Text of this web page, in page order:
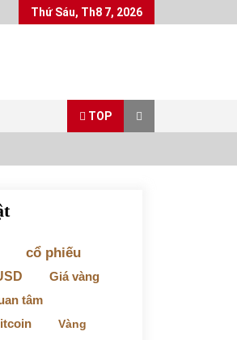
Thứ Sáu, Th8 7, 2026
TOP
hàng Việt Nam xuất khẩu nhiều
2022
cuộc đấu giá đất ở Thanh Hoá
cổ phiếu
Giá vàng
tâm
Vàng